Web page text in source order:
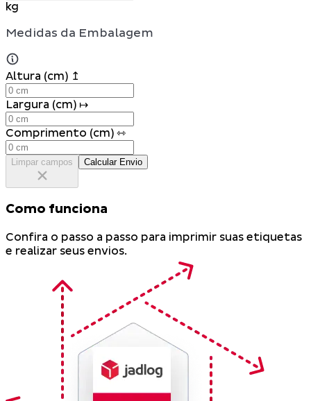
kg
Medidas da Embalagem
Altura (cm) ↥
Largura (cm) ↦
Comprimento (cm) ⇿
Limpar campos Calcular Envio
Como funciona
Confira o passo a passo para imprimir suas etiquetas
e realizar seus envios.